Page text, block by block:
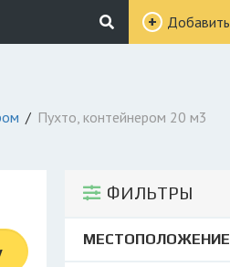
Добавить
Пухто, контейнером 20 м3
ФИЛЬТРЫ
МЕСТОПОЛОЖЕНИЕ